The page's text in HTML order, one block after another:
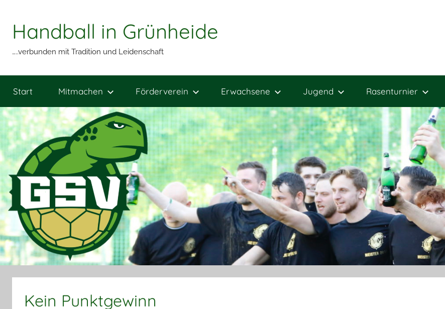
springen
Handball in Grünheide
…..verbunden mit Tradition und Leidenschaft
Start Mitmachen Förderverein Erwachsene Jugend Rasenturnier
Kein Punktgewinn